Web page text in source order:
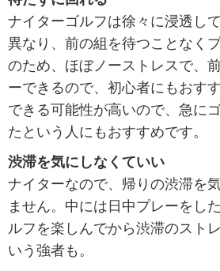
ナイターゴルフは徐々に浸透し
異なり、前の組を待つことなく
のため、ほぼノーストレスで、
ーできるので、初心者にもおす
できる可能性が高いので、急に
たという人にもおすすめです。
渋滞を気にしなくていい
ナイターなので、帰りの渋滞を
ません。中には日中プレーをし
ルフを楽しんでから渋滞のスト
いう強者も。